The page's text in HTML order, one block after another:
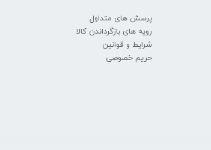
پرسش های متداول
رویه های بازگرداندن کالا
شرایط و قوانین
حریم خصوصی